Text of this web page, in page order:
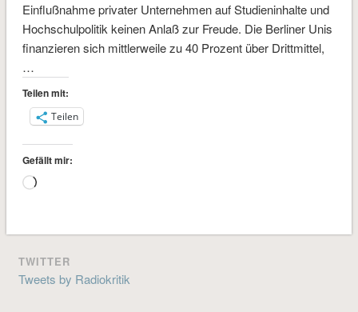
Einflußnahme privater Unternehmen auf Studieninhalte und
Hochschulpolitik keinen Anlaß zur Freude. Die Berliner Unis
finanzieren sich mittlerweile zu 40 Prozent über Drittmittel,
…
Teilen mit:
Teilen
Gefällt mir:
Wird
TWITTER
Tweets by Radiokritik